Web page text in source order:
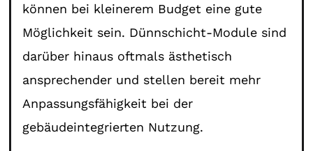
können bei kleinerem Budget eine gute
Möglichkeit sein. Dünnschicht-Module sind
darüber hinaus oftmals ästhetisch
ansprechender und stellen bereit mehr
Anpassungsfähigkeit bei der
gebäudeintegrierten Nutzung.